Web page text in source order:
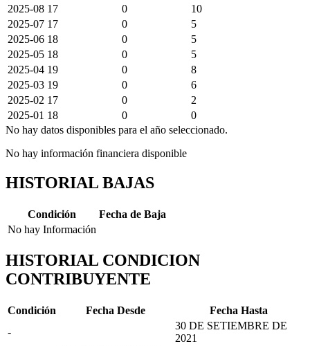
2025-08 17 0
10
2025-07 17 0
5
2025-06 18 0
5
2025-05 18 0
5
2025-04 19 0
8
2025-03 19 0
6
2025-02 17 0
2
2025-01 18 0
0
No hay datos disponibles para el año seleccionado.
No hay información financiera disponible
HISTORIAL BAJAS
Condición
Fecha de Baja
No hay Información
HISTORIAL CONDICION
CONTRIBUYENTE
Condición Fecha Desde
Fecha Hasta
-
30 DE SETIEMBRE DE
2021